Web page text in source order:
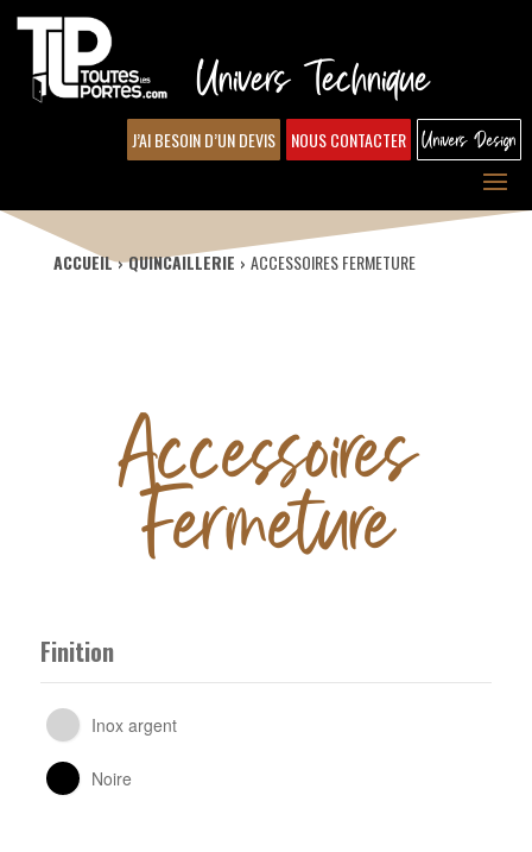
Univers Technique
J’AI BESOIN D’UN DEVIS NOUS CONTACTER Univers Design
ACCUEIL QUINCAILLERIE ACCESSOIRES FERMETURE
Accessoires
Fermeture
Finition
Inox argent
Noire